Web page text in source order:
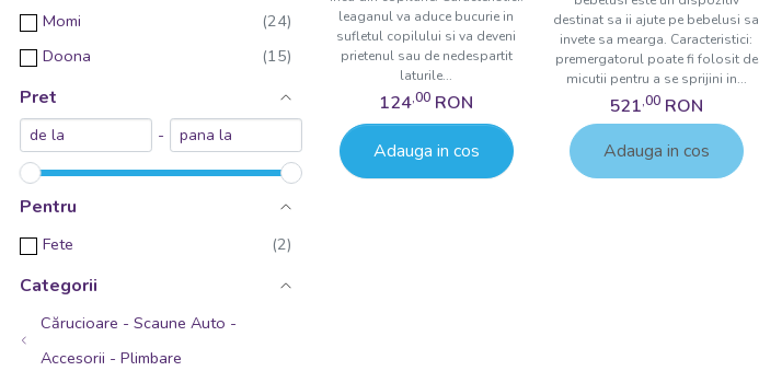
Momi
Doona
Yvolution
Big
Skiddou
AS
Pret
-
Pentru
Fete
Categorii
Cărucioare - Scaune Auto -
Accesorii - Plimbare
leaganul va aduce bucurie in
sufletul copilului si va deveni
prietenul sau de nedespartit
laturile...
124,00 RON
Adauga in cos
destinat sa ii ajute pe bebelusi sa
invete sa mearga. Caracteristici:
premergatorul poate fi folosit de
micutii pentru a se sprijini in...
521,00 RON
Adauga in cos